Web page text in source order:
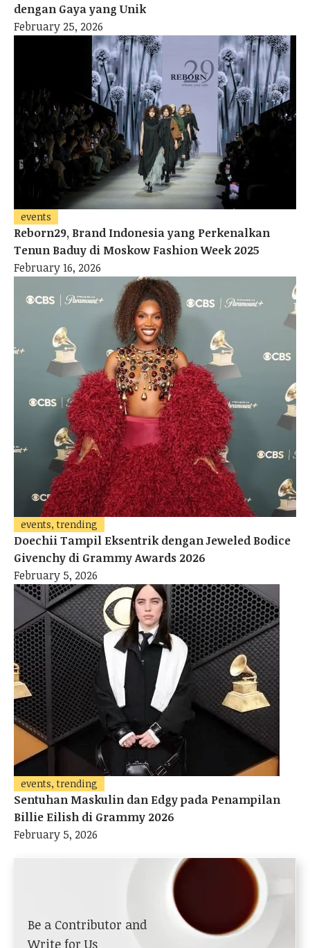
dengan Gaya yang Unik
February 25, 2026
events
Reborn29, Brand Indonesia yang Perkenalkan
Tenun Baduy di Moskow Fashion Week 2025
February 16, 2026
events, trending
Doechii Tampil Eksentrik dengan Jeweled Bodice
Givenchy di Grammy Awards 2026
February 5, 2026
events, trending
Sentuhan Maskulin dan Edgy pada Penampilan
Billie Eilish di Grammy 2026
February 5, 2026
Be a Contributor and
Write for Us